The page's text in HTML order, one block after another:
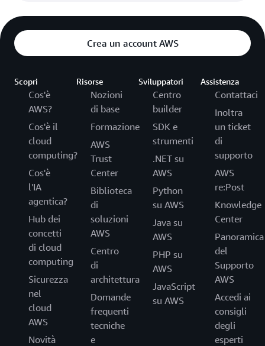
Crea un account AWS
Scopri
Cos'è
AWS?
Cos'è il
cloud
computing?
Cos'è
l'IA
agentica?
Hub dei
concetti
di cloud
computing
Sicurezza
nel
cloud
AWS
Novità
Risorse
Nozioni
di base
Formazione
AWS
Trust
Center
Biblioteca
di
soluzioni
AWS
Centro
di
architettura
Domande
frequenti
tecniche
e
Sviluppatori
Centro
builder
SDK e
strumenti
.NET su
AWS
Python
su AWS
Java su
AWS
PHP su
AWS
JavaScript
su AWS
Assistenza
Contattaci
Inoltra
un ticket
di
supporto
AWS
re:Post
Knowledge
Center
Panoramica
del
Supporto
AWS
Accedi ai
consigli
degli
esperti